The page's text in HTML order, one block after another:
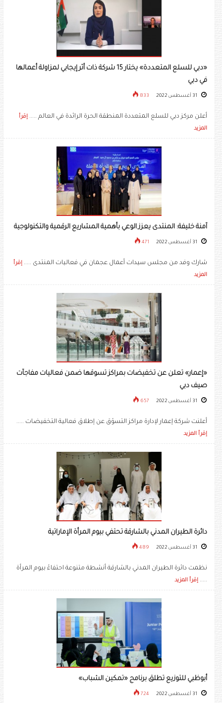
«دبي للسلع المتعددة» يختار 15 شركة ذات أثر إيجابي لمزاولة أعمالها
في دبي
833
أعلن مركز دبي للسلع المتعددة المنطقة الحرة الرائدة في العالم ..... إقرأ
المزيد
آمنة خليفة: المنتدى يعزز الوعي بأهمية المشاريع الرقمية والتكنولوجية
471
شارك وفد من مجلس سيدات أعمال عجمان في فعاليات المنتدى ..... إقرأ
المزيد
«إعمار» تعلن عن تخفيضات بمراكز تسوقها ضمن فعاليات مفاجآت
صيف دبي
657
أعلنت شركة إعمار لإدارة مراكز التسوّق عن إطلاق فعالية التخفيضات .....
إقرأ المزيد
دائرة الطيران المدني بالشارقة تحتفي بيوم المرأة الإماراتية
489
نظمت دائرة الطيران المدني بالشارقة أنشطة متنوعة احتفاءً بيوم المرأة
..... إقرأ المزيد
أبوظبي للتوزيع تطلق برنامج «تمكين الشباب»
724